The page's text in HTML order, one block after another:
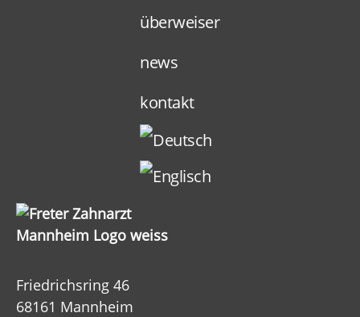
überweiser
news
kontakt
Friedrichsring 46
68161 Mannheim